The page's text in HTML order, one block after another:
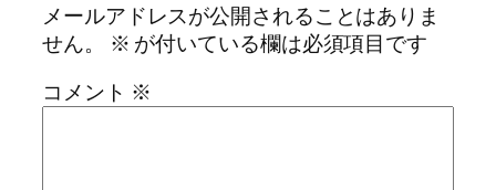
メールアドレスが公開されることはありま
せん。
※ が付いている欄は必須項目です
コメント ※